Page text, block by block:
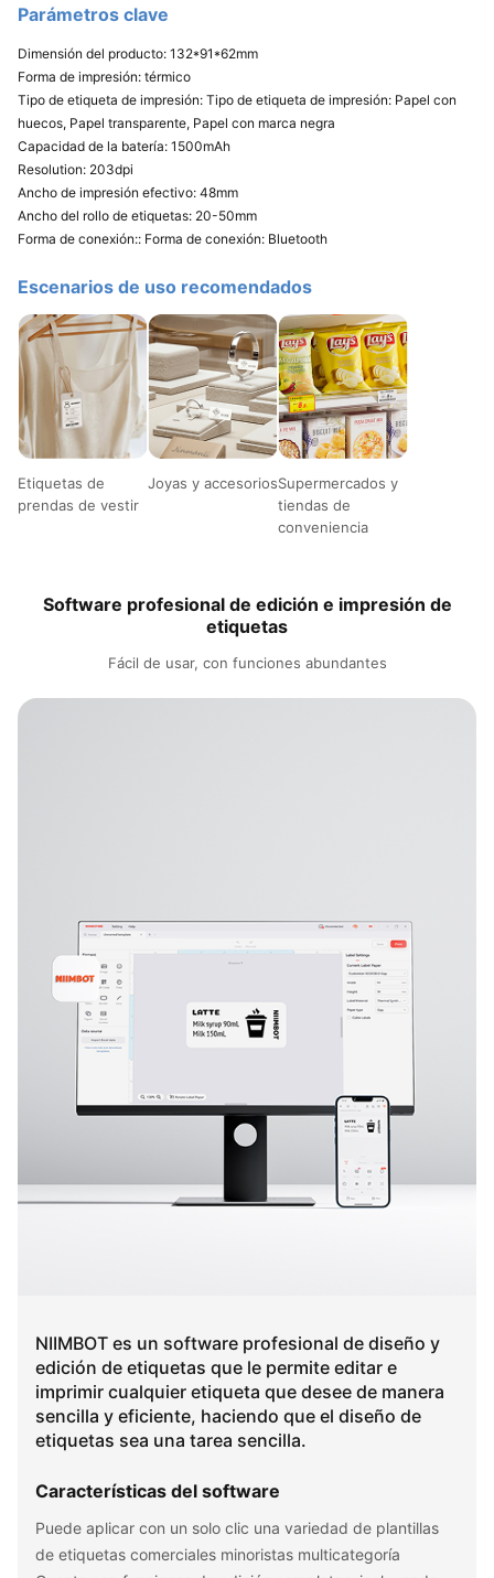
Parámetros clave​
Dimensión del producto​: 132*91*62mm
Forma de impresión: térmico
Tipo de etiqueta de impresión: Tipo de etiqueta de impresión: Papel con
huecos, Papel transparente, Papel con marca negra​
Capacidad de la batería​: 1500mAh
Resolution: 203dpi
Ancho de impresión efectivo​: 48mm
Ancho del rollo de etiquetas: 20-50mm
Forma de conexión:: Forma de conexión: Bluetooth​
Escenarios de uso recomendados​
Etiquetas de
prendas de vestir​
Joyas y accesorios​Supermercados y
tiendas de
conveniencia​
Software profesional de edición e impresión de
etiquetas​
Fácil de usar, con funciones abundantes​
NIIMBOT es un software profesional de diseño y
edición de etiquetas que le permite editar e
imprimir cualquier etiqueta que desee de manera
sencilla y eficiente, haciendo que el diseño de
etiquetas sea una tarea sencilla.​
Características del software​
Puede aplicar con un solo clic una variedad de plantillas
de etiquetas comerciales minoristas multicategoría